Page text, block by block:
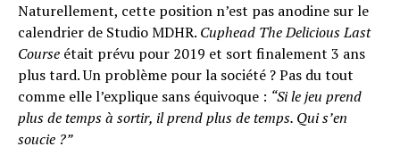
Naturellement, cette position n’est pas anodine sur le
calendrier de Studio MDHR. Cuphead The Delicious Last
Course était prévu pour 2019 et sort finalement 3 ans
plus tard. Un problème pour la société ? Pas du tout
comme elle l’explique sans équivoque : “Si le jeu prend
plus de temps à sortir, il prend plus de temps. Qui s’en
soucie ?”